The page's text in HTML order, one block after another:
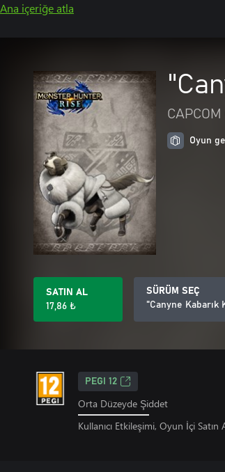
Ana içeriğe atla
CAPCOM
Oyun
SATIN AL
17,86 ₺
SÜRÜM SEÇ
"Canyne Kabarık
PEGI 12
Orta Düzeyde Şiddet
Kullanıcı Etkileşimi, Oyun İçi Satın